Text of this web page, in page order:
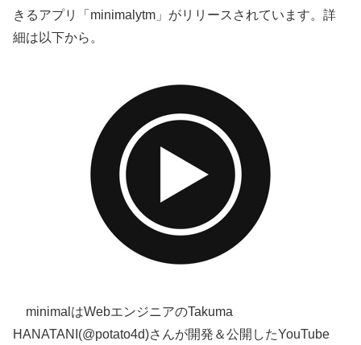
きるアプリ「minimalytm」がリリースされています。詳
細は以下から。
minimalはWebエンジニアのTakuma
HANATANI(@potato4d)さんが開発＆公開したYouTube